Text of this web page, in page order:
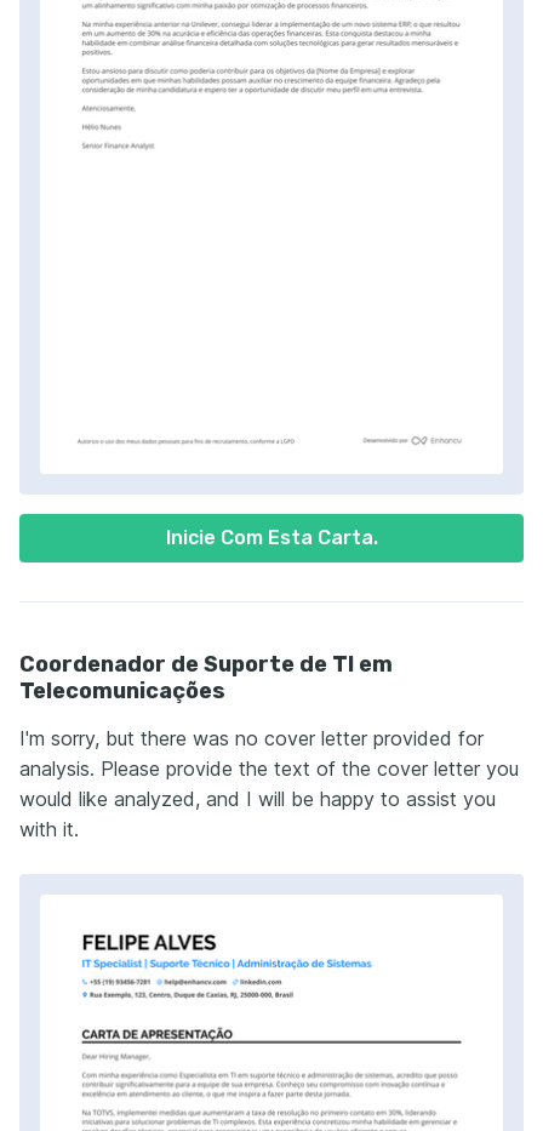
Inicie Com Esta Carta.
Coordenador de Suporte de TI em
Telecomunicações
I'm sorry, but there was no cover letter provided for
analysis. Please provide the text of the cover letter you
would like analyzed, and I will be happy to assist you
with it.